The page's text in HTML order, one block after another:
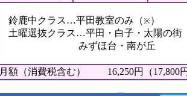
鈴鹿中クラス…平田教室のみ（※）
土曜選抜クラス…平田・白子・太陽の街
みずほ台・南が丘
月額（消費税含む） 16,250円（17,800